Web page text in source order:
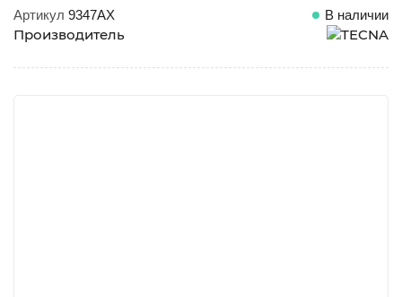
Артикул 9347AX В наличии
Производитель